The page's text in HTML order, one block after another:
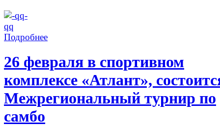
Подробнее
26 февраля в спортивном
комплексе «Атлант»,
Межрегиональный турнир по
самбо